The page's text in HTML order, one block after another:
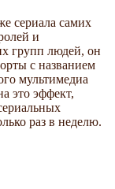
сериала самих
и
групп людей, он
с названием
мультимедиа
это эффект,
раз в неделю.